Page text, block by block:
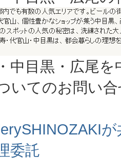
中目黒・広尾
いてのお問い
委託